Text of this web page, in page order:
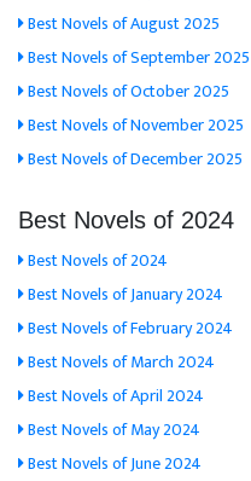
Best Novels of August 2025
Best Novels of September 2025
Best Novels of October 2025
Best Novels of November 2025
Best Novels of December 2025
Best Novels of 2024
Best Novels of 2024
Best Novels of January 2024
Best Novels of February 2024
Best Novels of March 2024
Best Novels of April 2024
Best Novels of May 2024
Best Novels of June 2024